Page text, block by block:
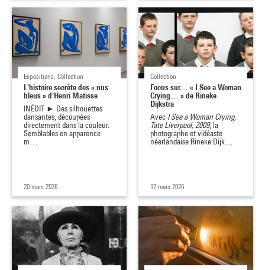
Expositions, Collection
L'histoire secrète des « nus
bleus » d'Henri Matisse
INÉDIT ► Des silhouettes
dansantes, découpées
directement dans la couleur.
Semblables en apparence
m…
20 mars 2026
Collection
Focus sur… « I See a Woman
Crying… » de Rineke
Dijkstra
Avec I See a Woman Crying,
Tate Liverpool, 2009, la
photographe et vidéaste
néerlandaise Rineke Dijk…
17 mars 2026